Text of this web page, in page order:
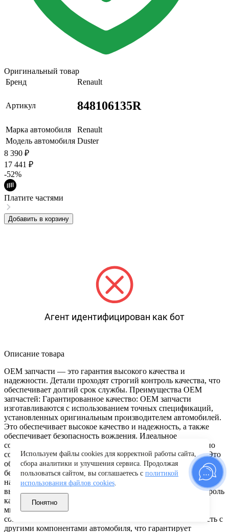
Оригинальный товар
Бренд
Renault
Артикул 848106135R
Марка автомобиля
Renault
Модель автомобиля Duster
8 390 ₽
17 441 ₽
-52%
Платите частями
Добавить в корзину
Агент идентифицирован как бот
Описание товара
OEM запчасти — это гарантия высокого качества и
надежности. Детали проходят строгий контроль качества, что
обеспечивает долгий срок службы. Преимущества OEM
запчастей: Гарантированное качество: OEM запчасти
изготавливаются с использованием точных спецификаций,
установленных оригинальным производителем автомобилей.
Это обеспечивает высокое качество и надежность, а также
обеспечивает безопасность вождения. Идеальное
соответствие: OEM запчасти разрабатываются, чтобы точно
соответствовать конкретной марке и модели автомобиля. Это
обеспечивает идеальное соответствие и легкость установки
без необходимости внесения изменений. Долговечность и
надежность: OEM компоненты изготавливаются из
высококачественных материалов и проходят строгий контроль
качества. Они спроектированы для долгой службы и
минимизации неисправностей. Гарантированная
совместимость: OEM запчасти обеспечивают совместимость с
другими компонентами автомобиля, что гарантирует
Используем файлы cookies для корректной работы сайта,
сбора аналитики и улучшения сервиса. Продолжая
пользоваться сайтом, вы соглашаетесь с политикой
использования файлов cookies.
Понятно